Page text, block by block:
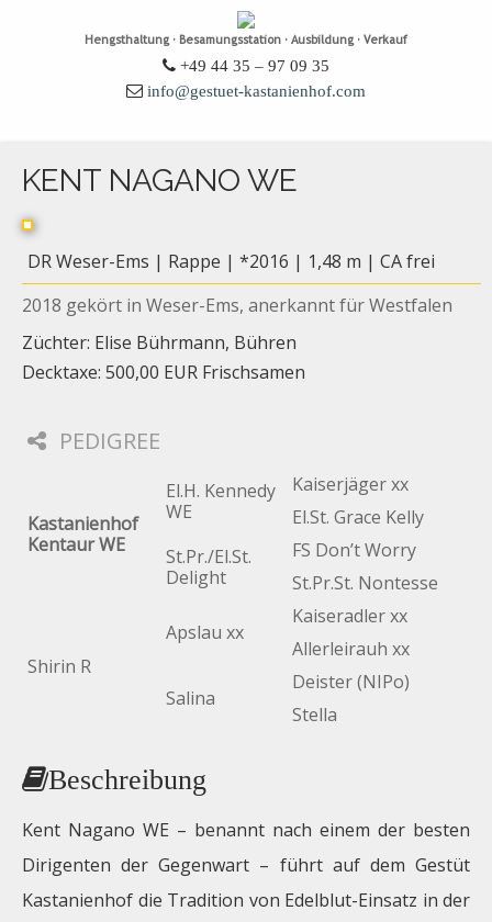
Hengsthaltung · Besamungsstation · Ausbildung · Verkauf
+49 44 35 – 97 09 35
info@gestuet-kastanienhof.com
KENT NAGANO WE
DR Weser-Ems | Rappe | *2016 | 1,48 m | CA frei
2018 gekört in Weser-Ems, anerkannt für Westfalen
Züchter: Elise Bührmann, Bühren
Decktaxe: 500,00 EUR Frischsamen
PEDIGREE
Kastanienhof
Kentaur WE
El.H. Kennedy
WE
Kaiserjäger xx
El.St. Grace Kelly
St.Pr./El.St.
Delight
FS Don’t Worry
St.Pr.St. Nontesse
Shirin R
Apslau xx
Kaiseradler xx
Allerleirauh xx
Salina
Deister (NIPo)
Stella
Beschreibung
Kent Nagano WE – benannt nach einem der besten
Dirigenten der Gegenwart – führt auf dem Gestüt
Kastanienhof die Tradition von Edelblut-Einsatz in der